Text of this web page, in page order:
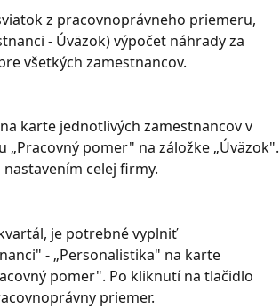
z pracovnoprávneho priemeru,
- Úväzok) výpočet náhrady za
všetkých zamestnancov.
karte jednotlivých zamestnancov v
pomer" na záložke „Úväzok".
celej firmy.
je potrebné vyplniť
- „Personalistika" na karte
pomer". Po kliknutí na tlačidlo
priemer.